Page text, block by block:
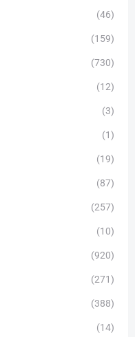
(46)
(159)
(730)
(12)
(3)
(1)
(19)
(87)
(257)
(10)
(920)
(271)
(388)
(14)